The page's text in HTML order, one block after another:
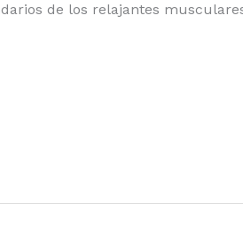
de los relajantes